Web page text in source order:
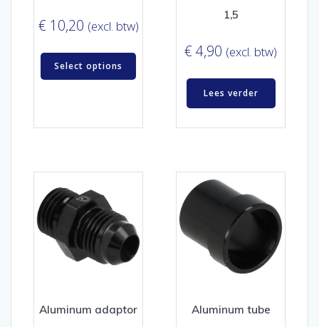
€ 10,20 (excl. btw)
Select options
1,5
€ 4,90 (excl. btw)
Lees verder
Aluminum adaptor
Aluminum tube